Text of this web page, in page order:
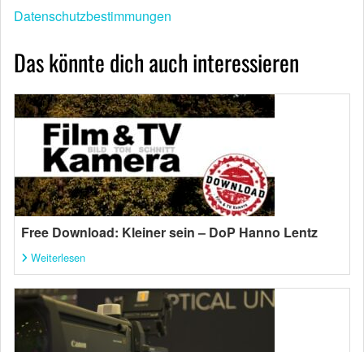
Datenschutzbestimmungen
Das könnte dich auch interessieren
Free Download: Kleiner sein – DoP Hanno Lentz
Weiterlesen